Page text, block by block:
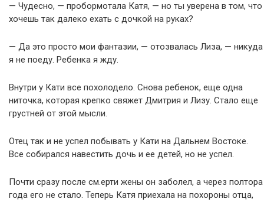
— Чудесно, — пробормотала Катя, — но ты уверена в том, что
хочешь так далеко ехать с дочкой на руках?
— Да это просто мои фантазии, — отозвалась Лиза, — никуда
я не поеду. Ребенка я жду.
Внутри у Кати все похолодело. Снова ребенок, еще одна
ниточка, которая крепко свяжет Дмитрия и Лизу. Стало еще
грустней от этой мысли.
Отец так и не успел побывать у Кати на Дальнем Востоке.
Все собирался навестить дочь и ее детей, но не успел.
Почти сразу после см.ерти жены он заболел, а через полтора
года его не стало. Теперь Катя приехала на похороны отца,